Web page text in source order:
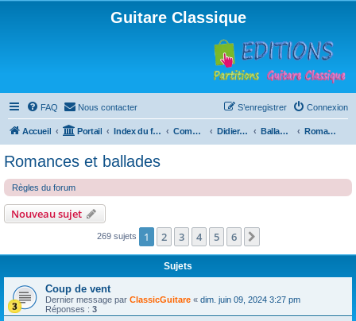
Guitare Classique
FAQ Nous contacter Connexion
S’enregistrer
Accueil Portail Index du forum Compositions Didierland Ballades et autres réveries Romances et ballades
Romances et ballades
Règles du forum
Nouveau sujet
269 sujets 1 2 3 4 5 6
Sujets
Coup de vent
Dernier message par ClassicGuitare « dim. juin 09, 2024 3:27 pm
Réponses : 3